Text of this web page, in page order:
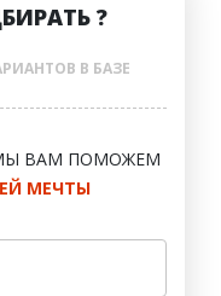
?
В БАЗЕ
ВАМ ПОМОЖЕМ
МЕЧТЫ